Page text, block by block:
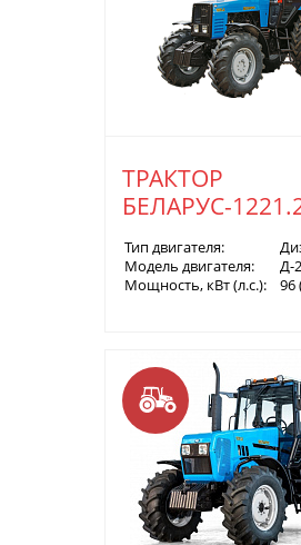
ТРАКТОР
БЕЛАРУС-
Тип двигателя:
Модель двигателя:
Д-
Мощность, кВт (л.с.):
96